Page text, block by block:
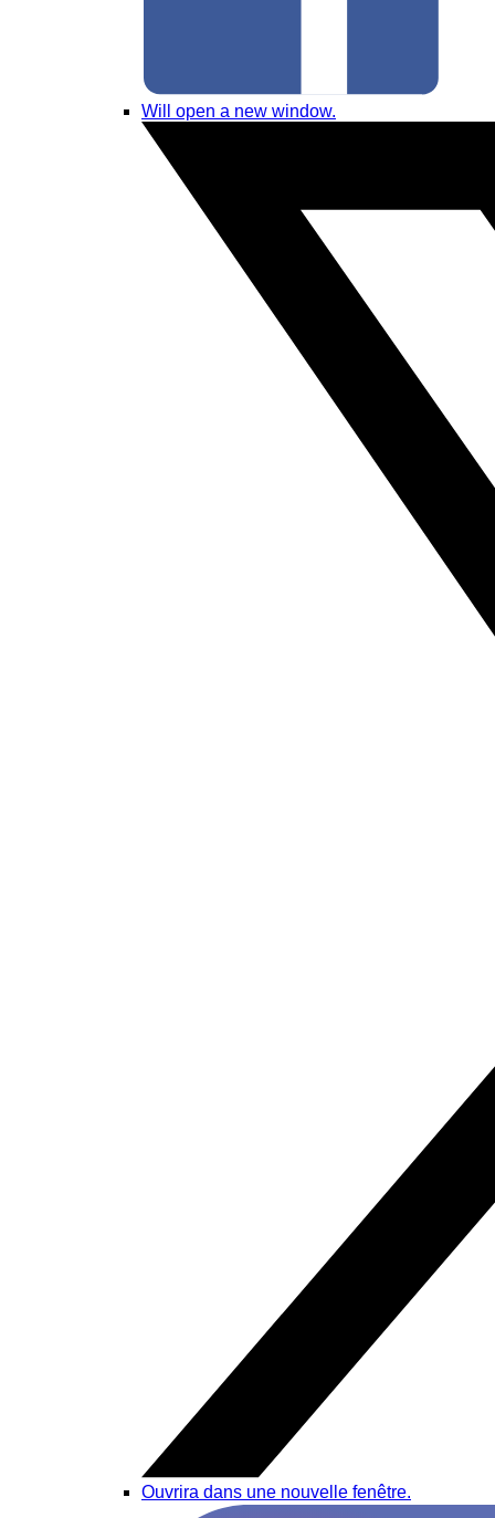
Will open a new window.
Ouvrira dans une nouvelle fenêtre.